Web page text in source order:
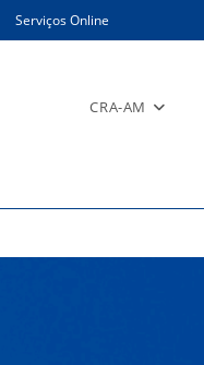
Serviços Online
CRA-AM